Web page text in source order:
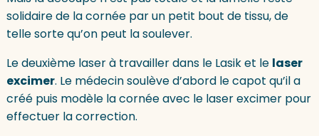
solidaire de la cornée par un petit bout de tissu, de
telle sorte qu’on peut la soulever.
Le deuxième laser à travailler dans le Lasik et le laser
excimer. Le médecin soulève d’abord le capot qu’il a
créé puis modèle la cornée avec le laser excimer pour
effectuer la correction.